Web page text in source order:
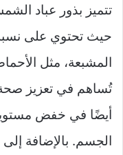
تتميز بذور عباد
حيث تحتوي على نسبة
تُساهم في تعزيز
أيضًا في خفض
الجسم. بالإضافة